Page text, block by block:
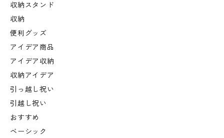
収納スタンド
収納
便利グッズ
アイデア商品
アイデア収納
収納アイデア
引っ越し祝い
引越し祝い
おすすめ
ベーシック